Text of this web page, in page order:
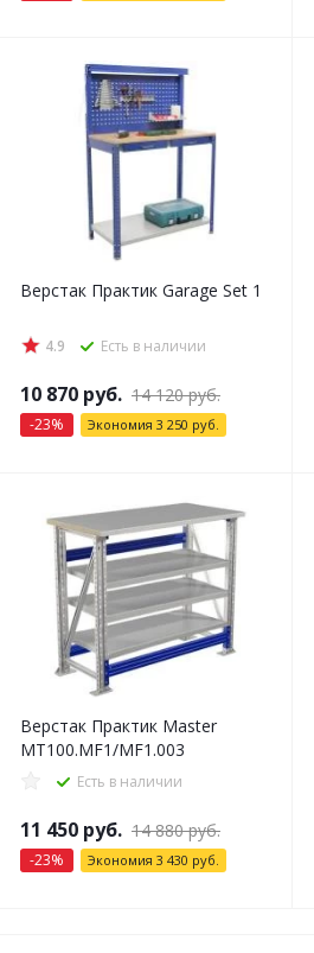
Верстак Практик Garage Set 1
4.9 Есть в наличии
10 870 руб. 14 120руб.
-23% Экономия 3 250 руб.
Верстак Практик Master
MT100.MF1/MF1.003
Есть в наличии
11 450 руб. 14 880руб.
-23% Экономия 3 430 руб.